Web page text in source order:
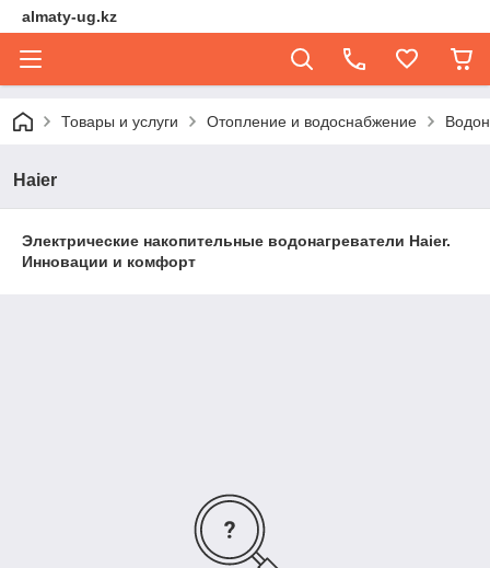
almaty-ug.kz
Товары и услуги Отопление и водоснабжение
Haier
Электрические накопительные водонагреватели Haier.
Инновации и комфорт